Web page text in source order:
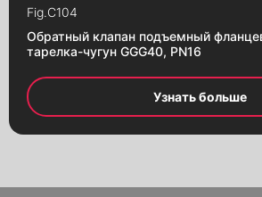
Fig.C104
Обратный клапан подъемный
тарелка-чугун GGG40, PN16
Узнать больше